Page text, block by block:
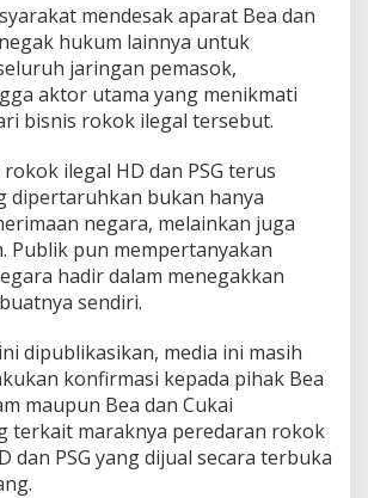
mendesak aparat Bea dan
hukum lainnya untuk
jaringan pemasok,
aktor utama yang menikmati
bisnis rokok ilegal tersebut.
ilegal HD dan PSG terus
dipertaruhkan bukan hanya
negara, melainkan juga
Publik pun mempertanyakan
hadir dalam menegakkan
sendiri.
dipublikasikan, media ini masih
konfirmasi kepada pihak Bea
maupun Bea dan Cukai
terkait maraknya peredaran rokok
dan PSG yang dijual secara terbuka